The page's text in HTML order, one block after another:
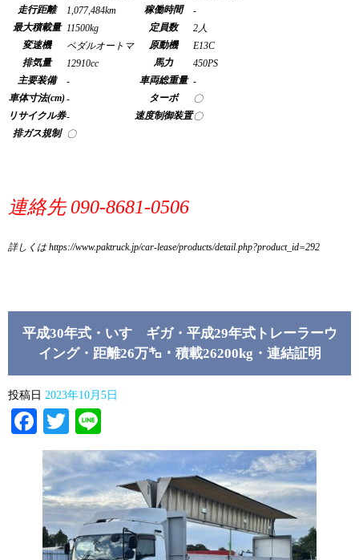
走行距離
1,077,484km 稼働時間
-
最大積載量 11500kg 定員数
2人
変速機
ペダルオートマ 原動機
E13C
排気量
12910cc 馬力
450PS
主要装備
- 車両総重量 -
車体寸法(cm)- ターボ
〇
リサイクル券- 速度制御装置〇
排ガス規制 〇
連絡先 090-8681-0506
詳しくは https://www.paktruck.jp/car-lease/products/detail.php?product_id=292
平成30年式・いすゞギガ・平成29年式トレーラーウ
イング・距離26万㌔・積載26200kg・連結証明
投稿日 2023年10月5日
Facebook
Twitter